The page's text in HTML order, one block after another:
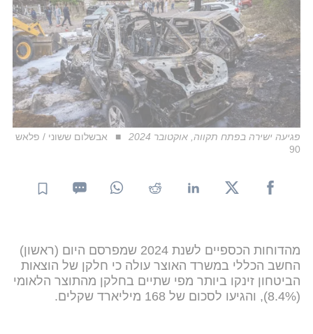
פגיעה ישירה בפתח תקווה, אוקטובר 2024
אבשלום ששוני / פלאש
90
מהדוחות הכספיים לשנת 2024 שמפרסם היום (ראשון)
החשב הכללי במשרד האוצר עולה כי חלקן של הוצאות
הביטחון זינקו ביותר מפי שתיים בחלקן מהתוצר הלאומי
(8.4%), והגיעו לסכום של 168 מיליארד שקלים.